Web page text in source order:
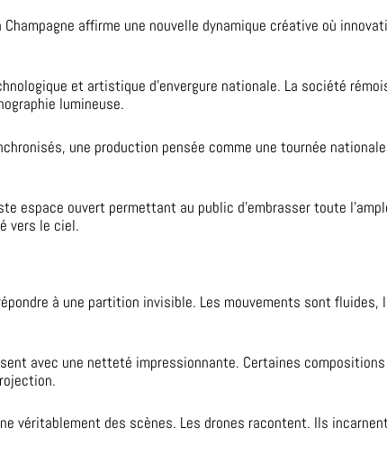
affirme une nouvelle dynamique créative où
et artistique d’envergure nationale. La société
lumineuse.
une production pensée comme une tournée
espace ouvert permettant au public d’embrasser toute
vers le ciel.
à une partition invisible. Les mouvements sont
avec une netteté impressionnante. Certaines
véritablement des scènes. Les drones racontent. Ils